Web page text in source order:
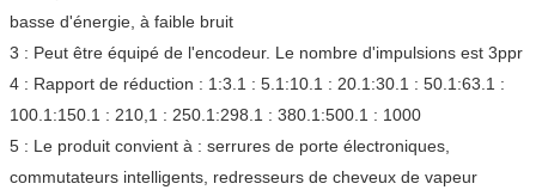
basse d'énergie, à faible bruit
3 : Peut être équipé de l'encodeur. Le nombre d'impulsions est 3ppr
4 : Rapport de réduction : 1:3.1 : 5.1:10.1 : 20.1:30.1 : 50.1:63.1 :
100.1:150.1 : 210,1 : 250.1:298.1 : 380.1:500.1 : 1000
5 : Le produit convient à : serrures de porte électroniques,
commutateurs intelligents, redresseurs de cheveux de vapeur